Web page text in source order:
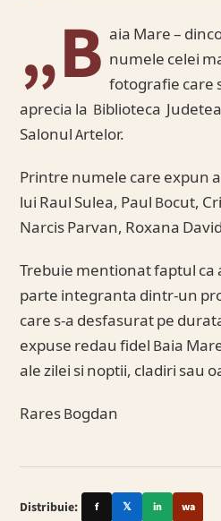
„B aia Mare –
numele celei
fotografie care
aprecia la Biblioteca
Salonul Artelor.
Printre numele care expun
lui Raul Sulea, Paul Bocut,
Narcis Parvan, Roxana
Trebuie mentionat faptul ca
parte integranta dintr-un
care s-a desfasurat pe
expuse redau fidel Baia
ale zilei si noptii, cladiri sau
Rares Bogdan
Distribuie: f 𝕏 in wa